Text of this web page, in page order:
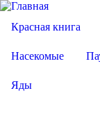
Красная книга
Насекомые
Яды